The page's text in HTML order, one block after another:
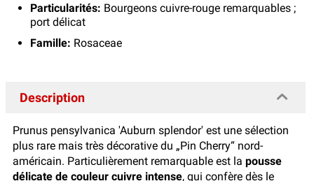
Particularités: Bourgeons cuivre-rouge remarquables ;
port délicat
Famille: Rosaceae
Description
Prunus pensylvanica 'Auburn splendor' est une sélection
plus rare mais très décorative du „Pin Cherry“ nord-
américain. Particulièrement remarquable est la pousse
délicate de couleur cuivre intense, qui confère dès le